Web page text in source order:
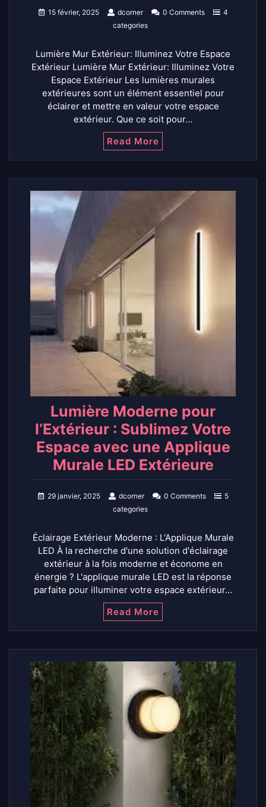
15 février, 2025 dcorner 0 Comments
4
categories
Lumière Mur Extérieur: Illuminez Votre Espace
Extérieur Lumière Mur Extérieur: Illuminez Votre
Espace Extérieur Les lumières murales
extérieures sont un élément essentiel pour
éclairer et mettre en valeur votre espace
extérieur. Que ce soit pour…
Read More
Lumière Moderne pour
l’Extérieur : Sublimez Votre
Espace avec une Applique
Murale LED Extérieure
29 janvier, 2025 dcorner 0 Comments
5
categories
Éclairage Extérieur Moderne : L'Applique Murale
LED À la recherche d'une solution d'éclairage
extérieur à la fois moderne et économe en
énergie ? L'applique murale LED est la réponse
parfaite pour illuminer votre espace extérieur…
Read More